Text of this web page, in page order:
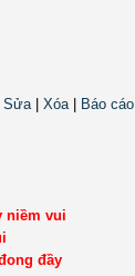
Sửa| Xóa| Báo cáo
niềm vui
đầy